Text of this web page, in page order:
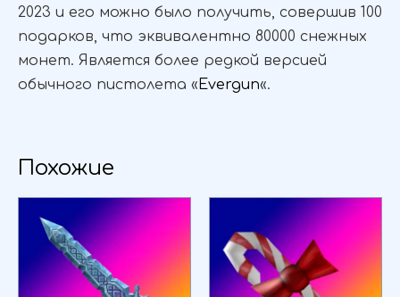
2023 и его можно было получить, совершив 100
подарков, что эквивалентно 80000 снежных
монет. Является более редкой версией
обычного пистолета « Evergun«.
Похожие